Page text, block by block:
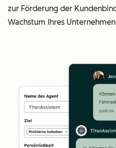
zur Förderung der
Wachstum Ihres